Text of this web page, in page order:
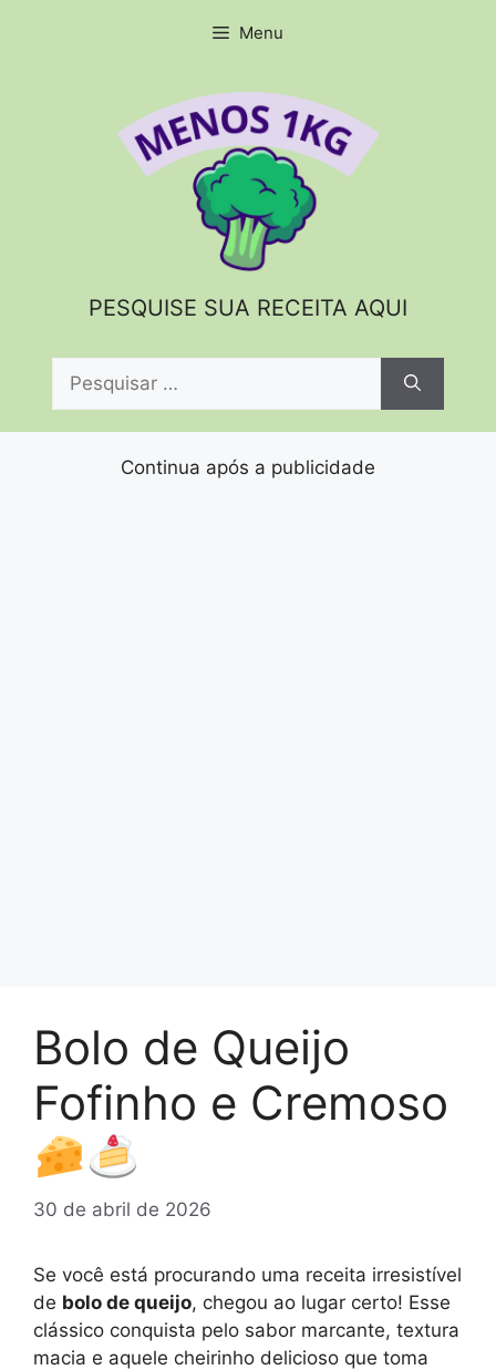
Menu
PESQUISE SUA RECEITA AQUI
Pesquisar
Continua após a publicidade
Bolo de Queijo
Fofinho e Cremoso
30 de abril de 2026
Se você está procurando uma receita irresistível
de bolo de queijo, chegou ao lugar certo! Esse
clássico conquista pelo sabor marcante, textura
macia e aquele cheirinho delicioso que toma